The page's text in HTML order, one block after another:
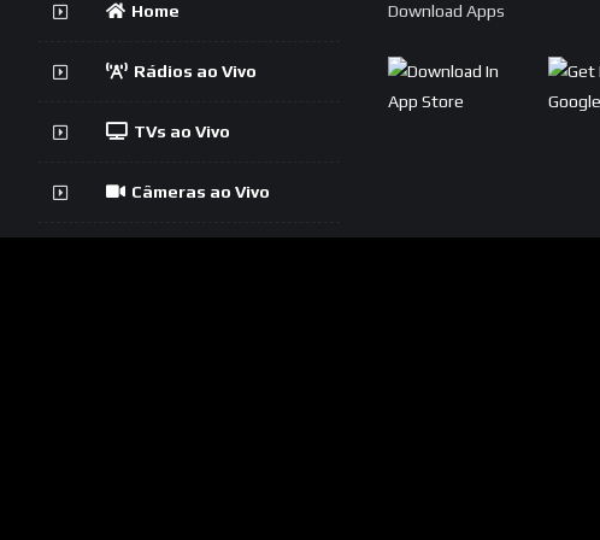
Home
Rádios ao Vivo
TVs ao Vivo
Câmeras ao Vivo
Download Apps